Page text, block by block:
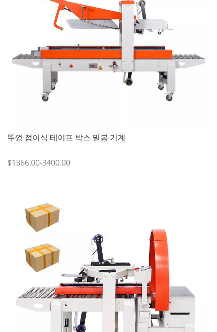
뚜껑 접이식 테이프 박스 밀봉 기계
$1366.00-3400.00